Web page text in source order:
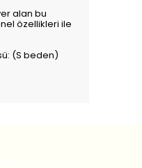
alan bu
özellikleri ile
(S beden)